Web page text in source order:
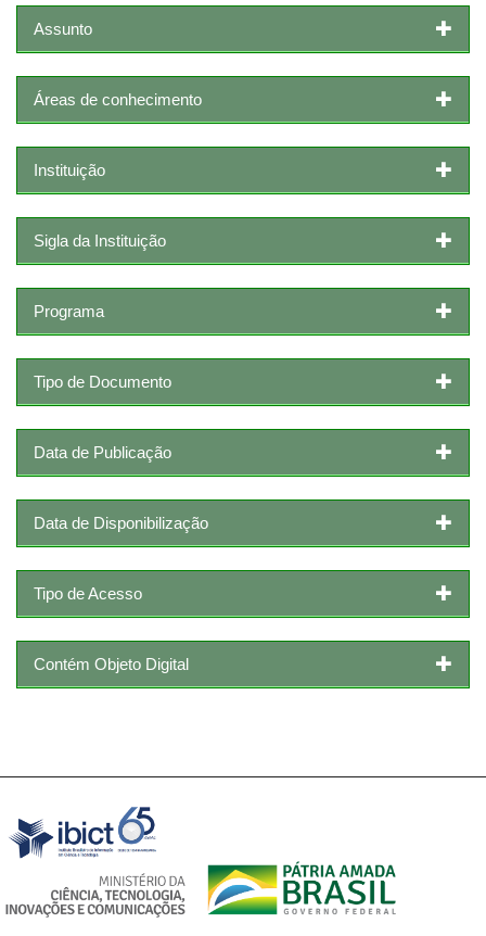
Assunto
Áreas de conhecimento
Instituição
Sigla da Instituição
Programa
Tipo de Documento
Data de Publicação
Data de Disponibilização
Tipo de Acesso
Contém Objeto Digital